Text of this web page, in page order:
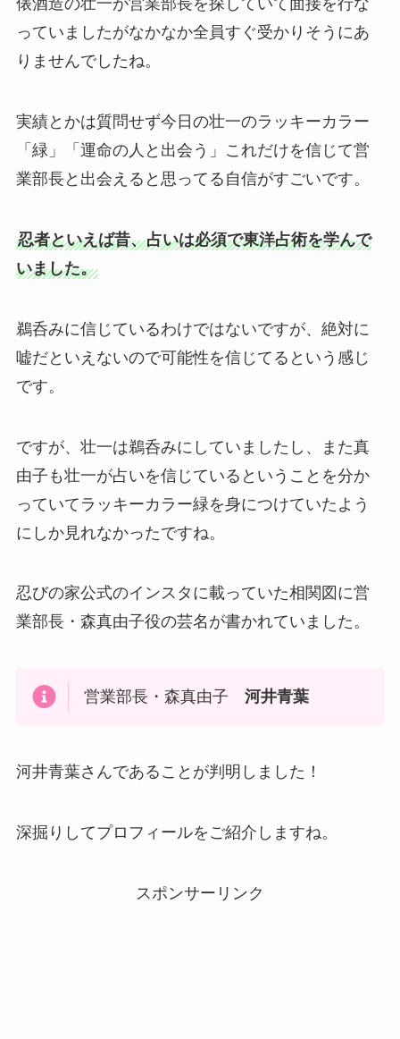
俵酒造の壮一が営業部長を探していて面接を行な
っていましたがなかなか全員すぐ受かりそうにあ
りませんでしたね。
実績とかは質問せず今日の壮一のラッキーカラー
「緑」「運命の人と出会う」これだけを信じて営
業部長と出会えると思ってる自信がすごいです。
忍者といえば昔、占いは必須で東洋占術を学んで
いました。
鵜呑みに信じているわけではないですが、絶対に
嘘だといえないので可能性を信じてるという感じ
です。
ですが、壮一は鵜呑みにしていましたし、また真
由子も壮一が占いを信じているということを分か
っていてラッキーカラー緑を身につけていたよう
にしか見れなかったですね。
忍びの家公式のインスタに載っていた相関図に営
業部長・森真由子役の芸名が書かれていました。
営業部長・森真由子河井青葉
河井青葉さんであることが判明しました！
深掘りしてプロフィールをご紹介しますね。
スポンサーリンク